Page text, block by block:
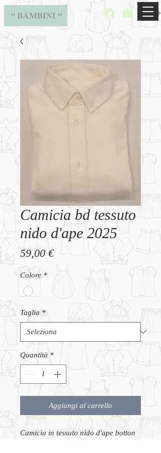
BAMBINI
Accedi
Camicia bd tessuto
nido d'ape 2025
59,00 €Prezzo
Colore *
Taglia *
Quantità *
Aggiungi al carrello
Camicia in tessuto nido d'ape botton